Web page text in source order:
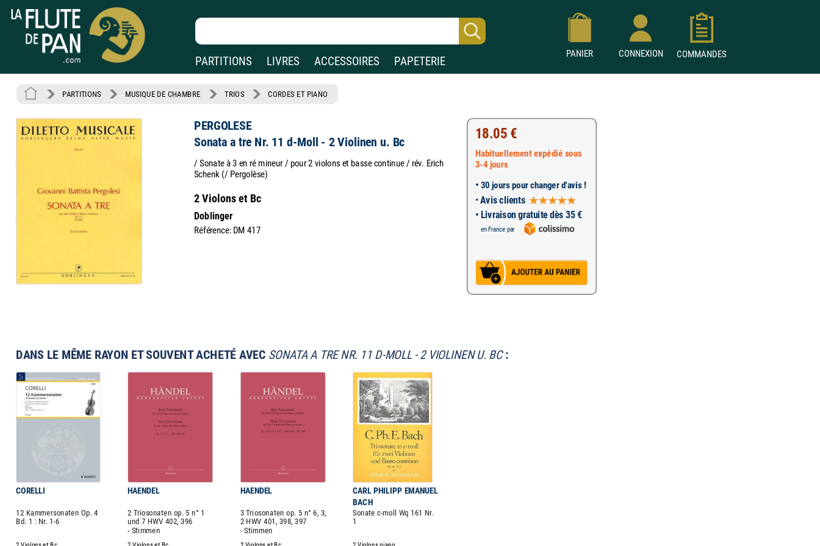
PARTITIONS LIVRES ACCESSOIRES PAPETERIE
PANIER CONNEXION COMMANDES
PARTITIONS MUSIQUE DE CHAMBRE TRIOS CORDES ET PIANO
PERGOLESE
Sonata a tre Nr. 11 d-Moll - 2 Violinen u. Bc
/ Sonate à 3 en ré mineur / pour 2 violons et basse continue / rév. Erich
Schenk (/ Pergolèse)
2 Violons et Bc
Doblinger
Référence: DM 417
18.05 €
Habituellement expédié sous
3-4 jours
• 30 jours pour changer d'avis !
•Avis clients
• Livraison gratuite dès 35 €
en France par
DANS LE MÊME RAYON ET SOUVENT ACHETÉ AVEC SONATA A TRE NR. 11 D-MOLL - 2 VIOLINEN U. BC:
CORELLI HAENDEL HAENDEL
CARL PHILIPP EMANUEL
BACH
12 Kammersonaten Op. 4
Bd. 1 : Nr. 1-6
2 Triosonaten op. 5 n° 1
und 7 HWV 402, 396
- Stimmen
3 Triosonaten op. 5 n° 6, 3,
2 HWV 401, 398, 397
- Stimmen
Sonate c-moll Wq 161 Nr.
1